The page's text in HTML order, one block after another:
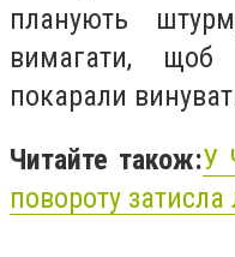
планують
вимагати, щоб
покарали
Читайте також:У
повороту затисла